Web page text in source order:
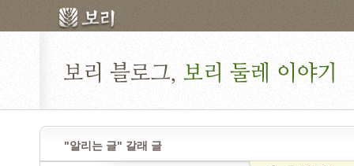
"알리는 글" 갈래 글